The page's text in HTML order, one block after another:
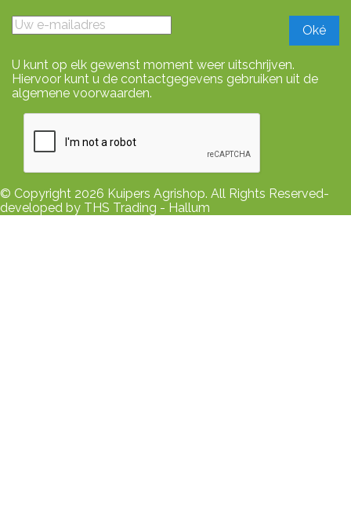
U kunt op elk gewenst moment weer uitschrijven.
Hiervoor kunt u de contactgegevens gebruiken uit de
algemene voorwaarden.
© Copyright 2026 Kuipers Agrishop. All Rights Reserved-
developed by THS Trading - Hallum